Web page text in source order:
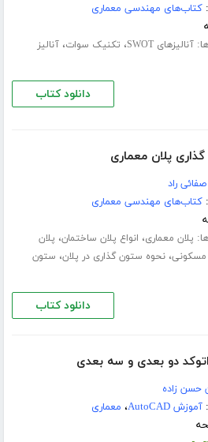
کتاب‌های مهندسی معماری
آنالیزهای SWOT ، تکنیک سوات،آنالیز
دانلود کتاب
پلان معماری
صفائی راد
کتاب‌های مهندسی معماری
پلان معماری، انواع پلان ساختمان، پلان
مسکونی،نحوه ستون گذاری در پلان، ستون
دانلود کتاب
دو بعدی و سه بعدی
حسن زاده
آموزش AutoCAD ، معماری